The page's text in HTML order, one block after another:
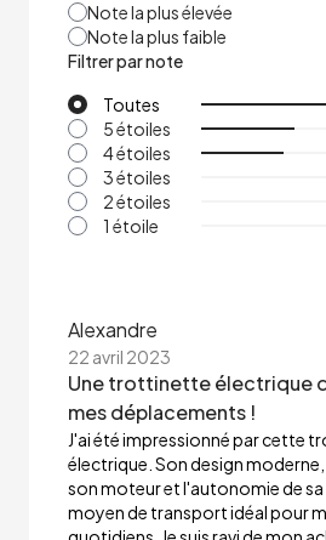
Note la plus élevée
Note la plus faible
Filtrer par note
Toutes
5 étoiles
4 étoiles
3 étoiles
2 étoiles
1 étoile
Alexandre
22 avril 2023
Une trottinette électrique
mes déplacements !
J'ai été impressionné par cette
électrique. Son design moderne,
son moteur et l'autonomie de
moyen de transport idéal pour